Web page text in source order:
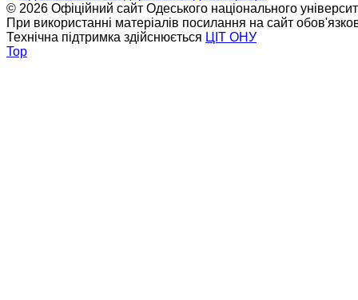
© 2026 Офіційний сайт Одеського національного
При використанні матеріалів посилання на сайт
Технічна підтримка здійснюється ЦІТ ОНУ
Top